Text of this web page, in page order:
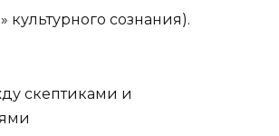
культурного сознания).
скептиками и